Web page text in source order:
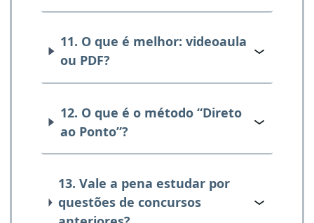
11. O que é melhor: videoaula
ou PDF?
12. O que é o método “Direto
ao Ponto”?
13. Vale a pena estudar por
questões de concursos